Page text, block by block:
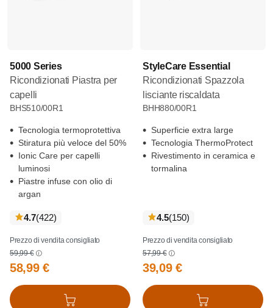
5000 Series
Ricondizionati Piastra per
capelli
BHS510/00R1
Tecnologia termoprotettiva
Stiratura più veloce del 50%
Ionic Care per capelli
luminosi
Piastre infuse con olio di
argan
4.7(422recensioni
)
Prezzo di vendita consigliato
59,99 €
58,99 €
StyleCare Essential
Ricondizionati Spazzola
lisciante riscaldata
BHH880/00R1
Superficie extra large
Tecnologia ThermoProtect
Rivestimento in ceramica e
tormalina
4.5(150recensioni
)
Prezzo di vendita consigliato
57,99 €
39,09 €